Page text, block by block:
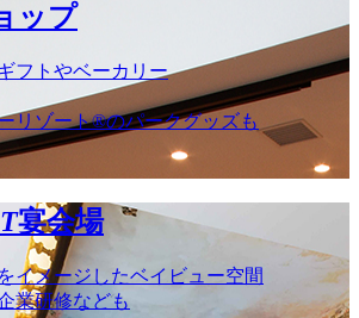
ップ
フトやベーカリー
リゾート®のパークグッズも
宴会場
イメージしたベイビュー空間
業研修なども